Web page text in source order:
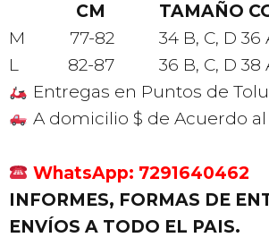
CM TAMAÑO
M 77-82 34 B, C, D 36
L 82-87 36 B, C, D 38
Entregas en Puntos de
A domicilio $ de Acuerdo al
WhatsApp: 7291640462
INFORMES, FORMAS DE
ENVÍOS A TODO EL PAIS.